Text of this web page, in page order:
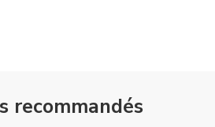
recommandés